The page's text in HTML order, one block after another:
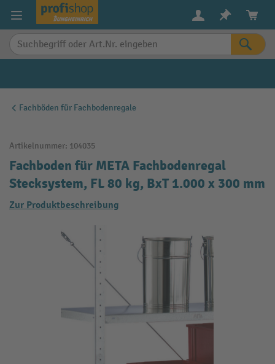
springen
Fachböden für Fachbodenregale
Artikelnummer: 104035
Fachboden für META Fachbodenregal
Stecksystem, FL 80 kg, BxT 1.000 x 300 mm
Zur Produktbeschreibung